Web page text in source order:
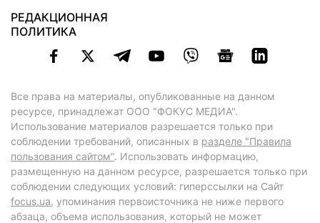
РЕДАКЦИОННАЯ
ПОЛИТИКА
Все права на материалы, опубликованные на данном
ресурсе, принадлежат ООО "ФОКУС МЕДИА".
Использование материалов разрешается только при
соблюдении требований, описанных в разделе "Правила
пользования сайтом". Использовать информацию,
размещенную на данном ресурсе, разрешается только при
соблюдении следующих условий: гиперссылки на Сайт
focus.ua, упоминания первоисточника не ниже первого
абзаца, объема использования, который не может